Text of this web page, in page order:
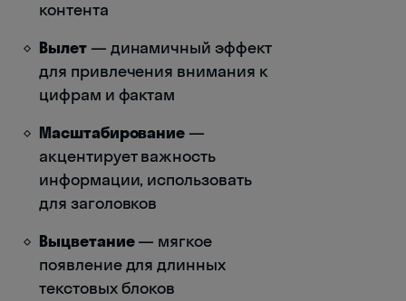
контента
Вылет— динамичный эффект
для привлечения внимания к
цифрам и фактам
Масштабирование —
акцентирует важность
информации, использовать
для заголовков
Выцветание— мягкое
появление для длинных
текстовых блоков